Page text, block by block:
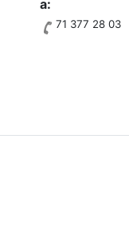
a:
71 377 28 03